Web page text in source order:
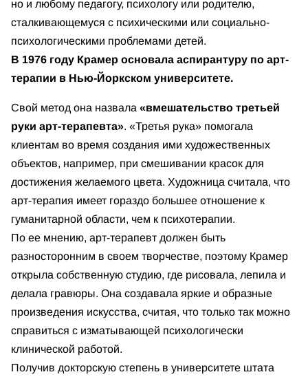
но и любому педагогу, психологу или родителю,
сталкивающемуся с психическими или социально-
психологическими проблемами детей.
В 1976 году Крамер основала аспирантуру по арт-
терапии в Нью-Йоркском университете.
Свой метод она назвала «вмешательство третьей
руки арт-терапевта». «Третья рука» помогала
клиентам во время создания ими художественных
объектов, например, при смешивании красок для
достижения желаемого цвета. Художница считала, что
арт-терапия имеет гораздо большее отношение к
гуманитарной области, чем к психотерапии.
По ее мнению, арт-терапевт должен быть
разносторонним в своем творчестве, поэтому Крамер
открыла собственную студию, где рисовала, лепила и
делала гравюры. Она создавала яркие и образные
произведения искусства, считая, что только так можно
справиться с изматывающей психологически
клинической работой.
Получив докторскую степень в университете штата